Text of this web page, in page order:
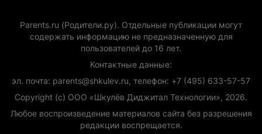
Parents.ru (Родители.ру). Отдельные публикации могут
содержать информацию не предназначенную для
пользователей до 16 лет.
Контактные данные:
эл. почта: parents@shkulev.ru, телефон: +7 (495) 633-57-57
Copyright (с) ООО «Шкулёв Диджитал Технологии», 2026.
Любое воспроизведение материалов сайта без разрешения
редакции воспрещается.